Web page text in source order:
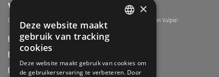
Vulpia Premium Living
Ontdek de assistentiewoningen onder het premium segment van Vulpia!
Henri Jaspar, Kraainem
Beukenhof aan Zee, Oostduinkerke
Oud Gemeentehuis, Werchter
DUTCH
×
Deze website maakt
gebruik van tracking
cookies
Deze website maakt gebruik van cookies om
de gebruikerservaring te verbeteren. Door